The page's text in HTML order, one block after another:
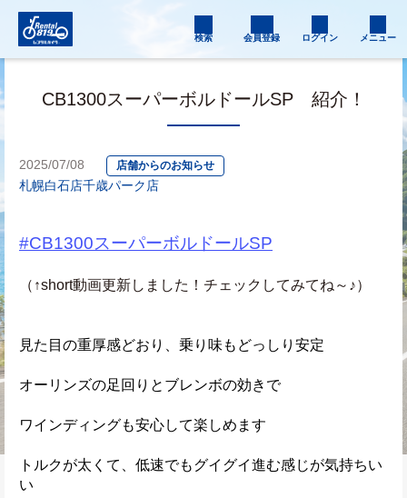
検索 会員登録 ログイン メニュー
CB1300スーパーボルドールSP 紹介！
2025/07/08 店舗からのお知らせ
札幌白石店千歳パーク店
#CB1300スーパーボルドールSP
（↑short動画更新しました！チェックしてみてね～♪）
見た目の重厚感どおり、乗り味もどっしり安定
オーリンズの足回りとブレンボの効きで
ワインディングも安心して楽しめます
トルクが太くて、低速でもグイグイ進む感じが気持ちい
い